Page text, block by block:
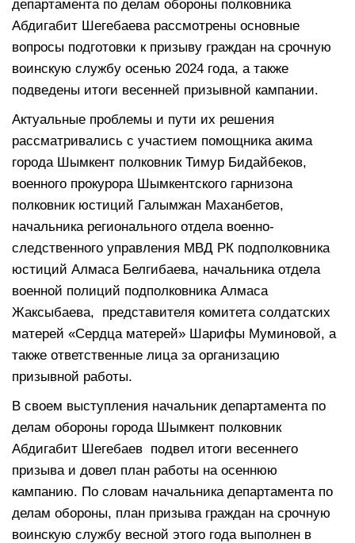
департамента по делам обороны полковника
Абдигабит Шегебаева рассмотрены основные
вопросы подготовки к призыву граждан на срочную
воинскую службу осенью 2024 года, а также
подведены итоги весенней призывной кампании.
Актуальные проблемы и пути их решения
рассматривались с участием помощника акима
города Шымкент полковник Тимур Бидайбеков,
военного прокурора Шымкентского гарнизона
полковник юстиций Галымжан Маханбетов,
начальника регионального отдела военно-
следственного управления МВД РК подполковника
юстиций Алмаса Белгибаева, начальника отдела
военной полиций подполковника Алмаса
Жаксыбаева, представителя комитета солдатских
матерей «Сердца матерей» Шарифы Муминовой, а
также ответственные лица за организацию
призывной работы.
В своем выступления начальник департамента по
делам обороны города Шымкент полковник
Абдигабит Шегебаев подвел итоги весеннего
призыва и довел план работы на осеннюю
кампанию. По словам начальника департамента по
делам обороны, план призыва граждан на срочную
воинскую службу весной этого года выполнен в